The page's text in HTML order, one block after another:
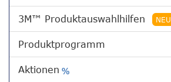
3M™ Produktauswahlhilfen NEU
Produktprogramm
Aktionen %